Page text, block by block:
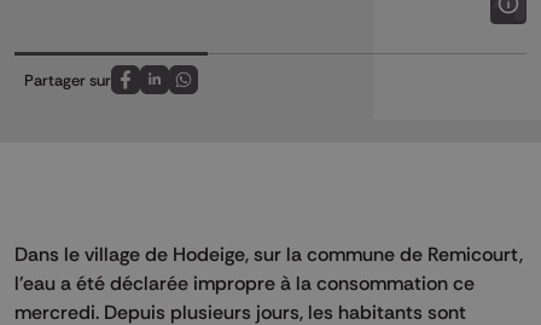
Partager sur
Partagez sur FaceBook
Partagez sur LinkedIn
Partagez sur Whatsapp
Dans le village de Hodeige, sur la commune de Remicourt,
l'eau a été déclarée impropre à la consommation ce
mercredi. Depuis plusieurs jours, les habitants sont